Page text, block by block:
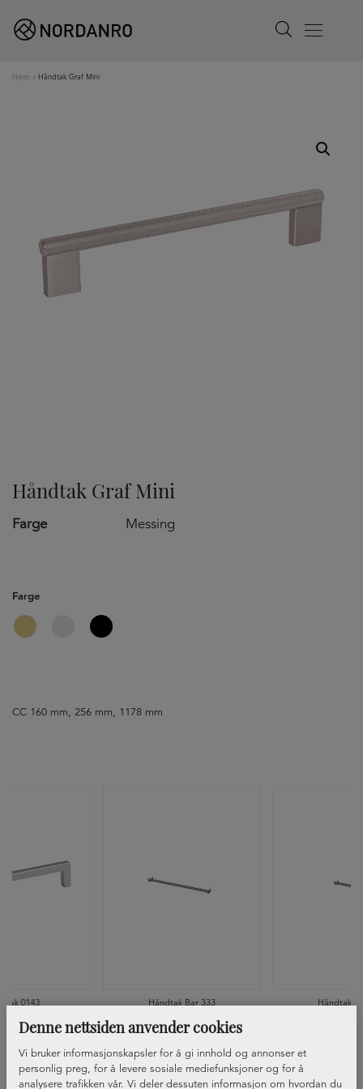
Denne nettsiden anvender cookies
Vi bruker informasjonskapsler for å gi innhold og annonser et
personlig preg, for å levere sosiale mediefunksjoner og for å
analysere trafikken vår. Vi deler dessuten informasjon om hvordan du
Search
Menu
Hjem » Håndtak Graf Mini
Håndtak Graf Mini
Farge Messing
Farge
CC 160 mm, 256 mm, 1178 mm
0143 Håndtak Bar 333 Håndtak